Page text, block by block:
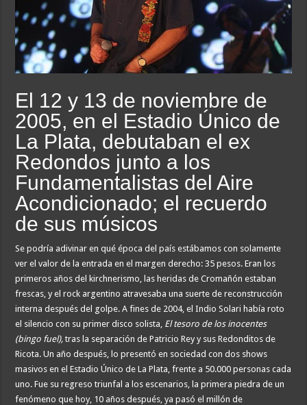
El 12 y 13 de noviembre de
2005, en el Estadio Único de
La Plata, debutaban el ex
Redondos junto a los
Fundamentalistas del Aire
Acondicionado; el recuerdo
de sus músicos
Se podría adivinar en qué época del país estábamos con solamente
ver el valor de la entrada en el margen derecho: 35 pesos. Eran los
primeros años del kirchnerismo, las heridas de Cromañón estaban
frescas, y el rock argentino atravesaba una suerte de reconstrucción
interna después del golpe. A fines de 2004, el Indio Solari había roto
el silencio con su primer disco solista, El tesoro de los inocentes
(bingo fuel), tras la separación de Patricio Rey y sus Redonditos de
Ricota. Un año después, lo presentó en sociedad con dos shows
masivos en el Estadio Único de La Plata, frente a 50.000 personas cada
uno. Fue su regreso triunfal a los escenarios, la primera piedra de un
fenómeno que hoy, 10 años después, ya pasó el millón de